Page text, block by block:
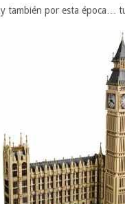
y también por esta época…